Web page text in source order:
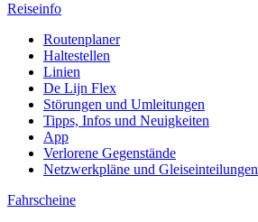
Reiseinfo
Routenplaner
Haltestellen
Linien
De Lijn Flex
Störungen und Umleitungen
Tipps, Infos und Neuigkeiten
App
Verlorene Gegenstände
Netzwerkpläne und Gleiseinteilungen
Fahrscheine